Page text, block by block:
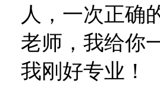
人，一次正确
老师，我给你
我刚好专业！